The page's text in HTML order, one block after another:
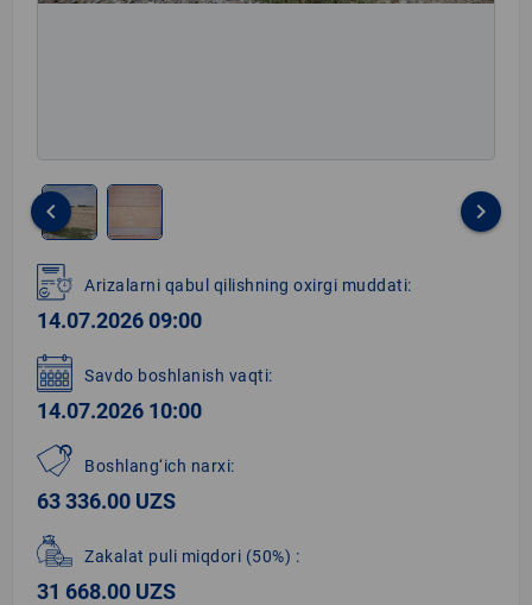
1
of
2
keyboard_arrow_left keyboard_arrow_right
Arizalarni qabul qilishning oxirgi muddati:
14.07.2026 09:00
Savdo boshlanish vaqti:
14.07.2026 10:00
Boshlang‘ich narxi:
63 336.00 UZS
Zakalat puli miqdori (50%) :
31 668.00 UZS